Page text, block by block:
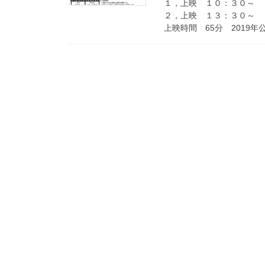
１，上映 １０：３０～
２，上映 １３：３０～
上映時間 65分 2019年